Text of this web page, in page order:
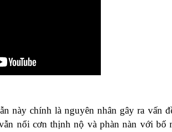
này chính là nguyên nhân gây ra vấn
nổi cơn thịnh nộ và phàn nàn với bố